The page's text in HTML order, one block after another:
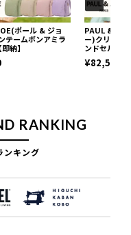
ポール & ジョ
テームボンアミラ
納】
PAUL &
ー)クリザン
ンドセル【
¥82,500
RANKING
ンキング